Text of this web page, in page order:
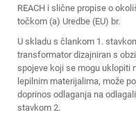
REACH i slične propise o
točkom (a) Uredbe (EU) br.
U skladu s člankom 1.
transformator dizajniran s
spojeve koji se mogu uklopiti
lepilnim materijalima, može
doprinos odlaganja na
stavkom 2.